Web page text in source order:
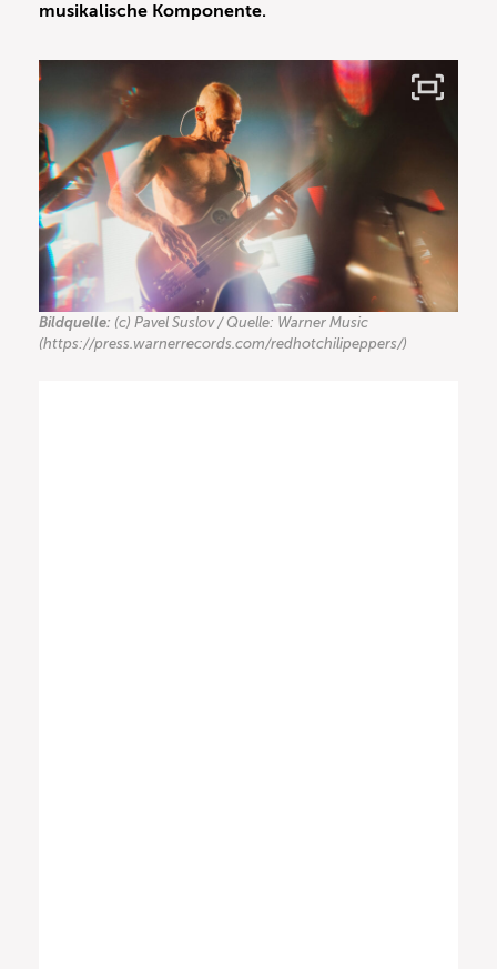
musikalische Komponente.
Bildquelle: (c) Pavel Suslov / Quelle: Warner Music
(https://press.warnerrecords.com/redhotchilipeppers/)